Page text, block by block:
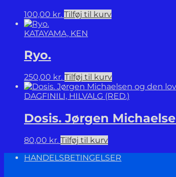
100,00 kr. Tilføj til kurv
KATAYAMA, KEN
Ryo.
250,00 kr. Tilføj til kurv
DAGFINILI, HILVALG (RED.)
Dosis. Jørgen
80,00 kr. Tilføj til kurv
HANDELSBETINGELSER